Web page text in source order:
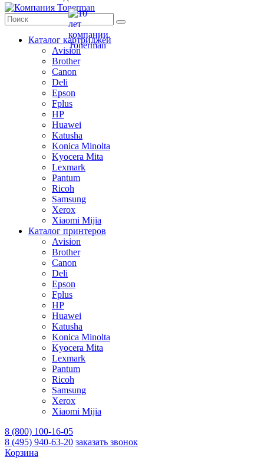
Каталог картриджей
Avision
Brother
Canon
Deli
Epson
Fplus
HP
Huawei
Katusha
Konica Minolta
Kyocera Mita
Lexmark
Pantum
Ricoh
Samsung
Xerox
Xiaomi Mijia
Каталог принтеров
Avision
Brother
Canon
Deli
Epson
Fplus
HP
Huawei
Katusha
Konica Minolta
Kyocera Mita
Lexmark
Pantum
Ricoh
Samsung
Xerox
Xiaomi Mijia
8 (800) 100-16-05
8 (495) 940-63-20 заказать звонок
Корзина